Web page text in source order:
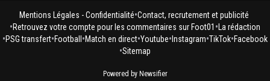
Mentions Légales - Confidentialité•Contact, recrutement et publicité
•Retrouvez votre compte pour les commentaires sur Foot01 •La rédaction
•PSG transfert•Football •Match en direct•Youtube• Instagram•TikTok•Facebook
•Sitemap
Powered by Newsifier